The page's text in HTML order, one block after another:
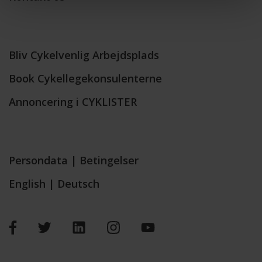
Bliv Cykelvenlig Arbejdsplads
Book Cykellegekonsulenterne
Annoncering i CYKLISTER
Persondata | Betingelser
English | Deutsch